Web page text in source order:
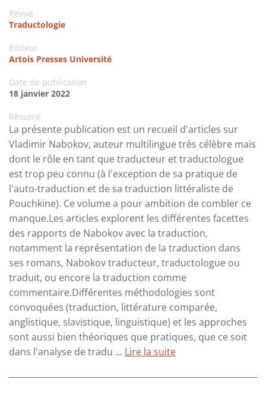
Revue
Traductologie
Editeur
Artois Presses Université
Date de publication
18 janvier 2022
Résumé
La présente publication est un recueil d'articles sur
Vladimir Nabokov, auteur multilingue très célèbre mais
dont le rôle en tant que traducteur et traductologue
est trop peu connu (à l'exception de sa pratique de
l'auto-traduction et de sa traduction littéraliste de
Pouchkine). Ce volume a pour ambition de combler ce
manque.Les articles explorent les différentes facettes
des rapports de Nabokov avec la traduction,
notamment la représentation de la traduction dans
ses romans, Nabokov traducteur, traductologue ou
traduit, ou encore la traduction comme
commentaire.Différentes méthodologies sont
convoquées (traduction, littérature comparée,
anglistique, slavistique, linguistique) et les approches
sont aussi bien théoriques que pratiques, que ce soit
dans l'analyse de tradu ... Lire la suite